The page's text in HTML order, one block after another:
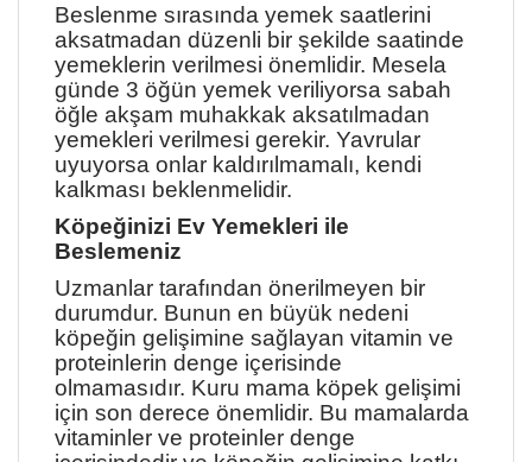
Beslenme sırasında yemek saatlerini
aksatmadan düzenli bir şekilde saatinde
yemeklerin verilmesi önemlidir. Mesela
günde 3 öğün yemek veriliyorsa sabah
öğle akşam muhakkak aksatılmadan
yemekleri verilmesi gerekir. Yavrular
uyuyorsa onlar kaldırılmamalı, kendi
kalkması beklenmelidir.
Köpeğinizi Ev Yemekleri ile
Beslemeniz
Uzmanlar tarafından önerilmeyen bir
durumdur. Bunun en büyük nedeni
köpeğin gelişimine sağlayan vitamin ve
proteinlerin denge içerisinde
olmamasıdır. Kuru mama köpek gelişimi
için son derece önemlidir. Bu mamalarda
vitaminler ve proteinler denge